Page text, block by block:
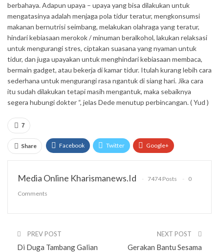
berbahaya. Adapun upaya – upaya yang bisa dilakukan untuk
mengatasinya adalah menjaga pola tidur teratur, mengkonsumsi
makanan bernutrisi seimbang, melakukan olahraga yang teratur,
hindari kebiasaan merokok / minuman beralkohol, lakukan relaksasi
untuk mengurangi stres, ciptakan suasana yang nyaman untuk
tidur, dan juga upayakan untuk menghindari kebiasaan membaca,
bermain gadget, atau bekerja di kamar tidur. Itulah kurang lebih cara
sederhana untuk mengurangi rasa ngantuk di siang hari. Jika cara
itu sudah dilakukan tetapi masih mengantuk, maka sebaiknya
segera hubungi dokter “, jelas Dede menutup perbincangan. ( Yud )
7
Share Facebook Twitter Google+
Email
Media Online Kharismanews.id 7474 Posts
0
Comments
PREV POST
Di Duga Tambang Galian
NEXT POST
Gerakan Bantu Sesama